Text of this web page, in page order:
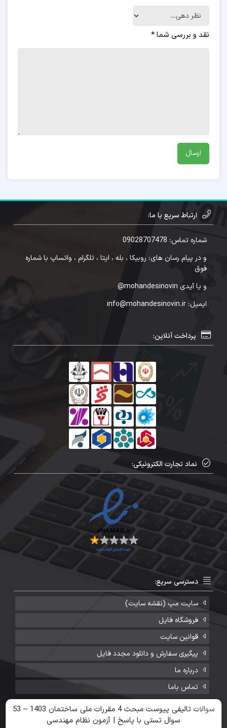
نقد و بررسی شما*
ارتباط سریع با ما:
شماره تماس: 09028707478
و در پیام رسان های: روبیکا ، بله ، ایتا ، تلگرام ، واتساپ با شماره
فوق
و یا آیدی mohandesinovin@
ایمیل: info@mohandesinovin.ir
پرداخت آنلاین:
نماد تجارت الکترونیکی:
دسترسی سریع:
سایت مپ (نقشه سایت)
فروشگاه فایل
قوانین سایت
پیگیری سفارش و دانلود مجدد فایل
درباره ما
تماس باما
تمامی حقوق مادی و معنوی سایت مهندسی نوین محفوظ است.
سوالات تالیفی پیوست مبحث 4 مقررات ملی ساختمان 1403 – 53
سوال تستی با پاسخ | آزمون نظام مهندسی